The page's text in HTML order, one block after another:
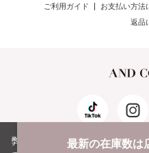
ご利用ガイド お支払い方法
返品
公式オンラインショップ
弊社はCookieを利用し、Web
最新の在庫数は